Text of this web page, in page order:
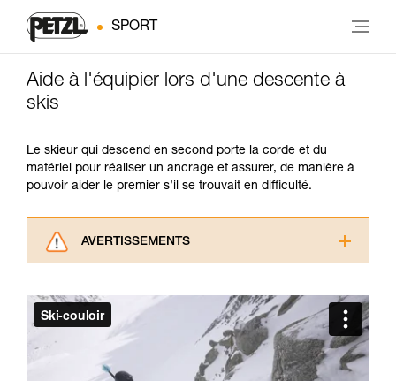
SPORT
Aide à l'équipier lors d'une descente à
skis
Le skieur qui descend en second porte la corde et du
matériel pour réaliser un ancrage et assurer, de manière à
pouvoir aider le premier s’il se trouvait en difficulté.
AVERTISSEMENTS
consulter. Vous devez avoir compris les
informations de la notice technique pour
pouvoir comprendre ce complément
d’informations.